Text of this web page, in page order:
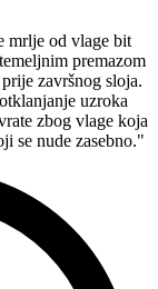
mrlje od vlage bit
premazom
završnog sloja.
uzroka
zbog vlage koja
se nude zasebno."